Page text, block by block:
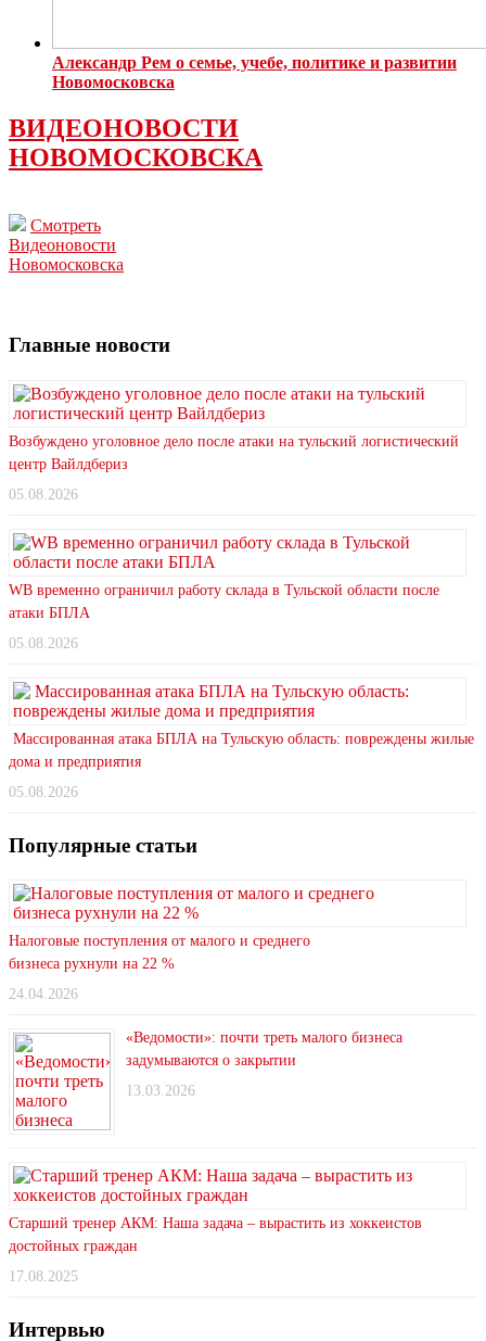
Александр Рем о семье, учебе, политике и развитии
Новомосковска
ВИДЕОНОВОСТИ
НОВОМОСКОВСКА
Смотреть
Видеоновости
Новомосковска
Главные новости
Возбуждено уголовное дело после атаки на тульский логистический
центр Вайлдбериз
05.08.2026
WB временно ограничил работу склада в Тульской области после
атаки БПЛА
05.08.2026
Массированная атака БПЛА на Тульскую область: повреждены жилые
дома и предприятия
05.08.2026
Популярные статьи
Налоговые поступления от малого и среднего
бизнеса рухнули на 22 %
24.04.2026
«Ведомости»: почти треть малого бизнеса
задумываются о закрытии
13.03.2026
Старший тренер АКМ: Наша задача – вырастить из хоккеистов
достойных граждан
17.08.2025
Интервью